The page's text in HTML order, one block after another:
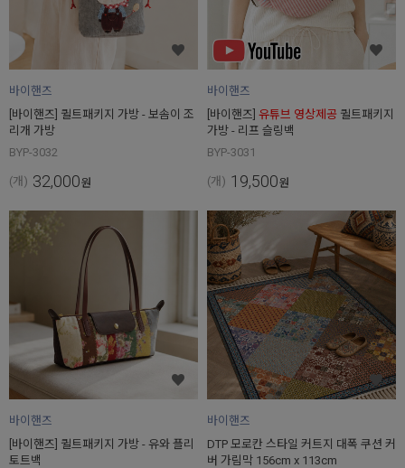
바이핸즈
[바이핸즈] 퀼트패키지 가방 - 보솜이 조
리개 가방
BYP-3032
(개) 32,000원
바이핸즈
[바이핸즈] 유튜브 영상제공 퀼트패키지
가방 - 리프 슬링백
BYP-3031
(개) 19,500원
바이핸즈
[바이핸즈] 퀼트패키지 가방 - 유와 플리
토트백
바이핸즈
DTP 모로칸 스타일 커트지 대폭 쿠션 커
버 가림막 156cm x 113cm